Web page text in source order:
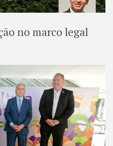
no marco legal